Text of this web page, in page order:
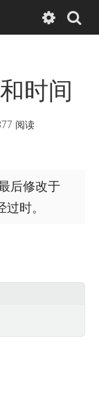
时间
阅读
后修改于
时。